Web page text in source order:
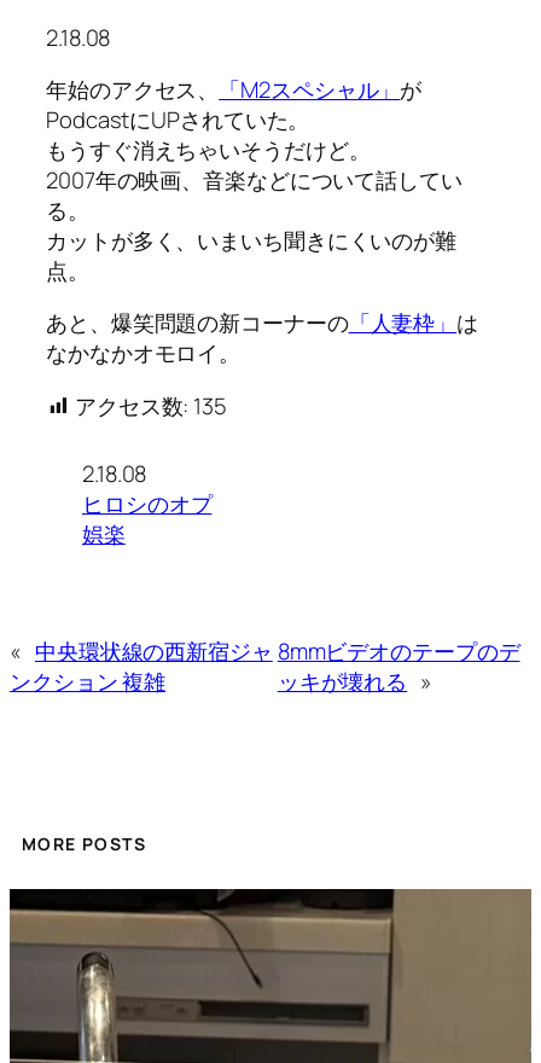
2.18.08
年始のアクセス、
「M2スペシャル」 が
PodcastにUPされていた。
もうすぐ消えちゃいそうだけど。
2007年の映画、音楽などについて話してい
る。
カットが多く、いまいち聞きにくいのが難
点。
あと、爆笑問題の新コーナーの「人妻枠」 は
なかなかオモロイ。
アクセス数: 135
2.18.08
ヒロシのオプ
娯楽
« 中央環状線の西新宿ジャ
ンクション 複雑
8mmビデオのテープのデ
ッキが壊れる »
MORE POSTS